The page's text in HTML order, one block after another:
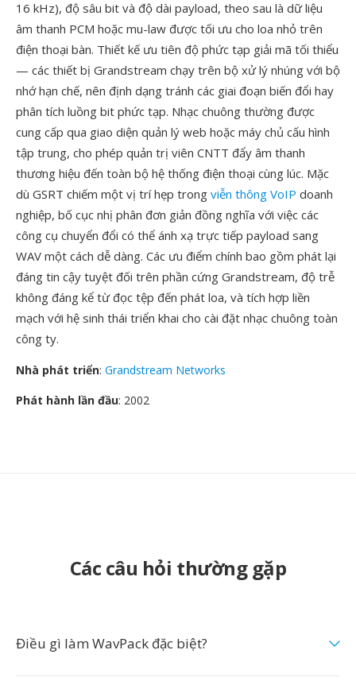
16 kHz), độ sâu bit và độ dài payload, theo sau là dữ liệu
âm thanh PCM hoặc mu-law được tối ưu cho loa nhỏ trên
điện thoại bàn. Thiết kế ưu tiên độ phức tạp giải mã tối thiểu
— các thiết bị Grandstream chạy trên bộ xử lý nhúng với bộ
nhớ hạn chế, nên định dạng tránh các giai đoạn biến đổi hay
phân tích luồng bit phức tạp. Nhạc chuông thường được
cung cấp qua giao diện quản lý web hoặc máy chủ cấu hình
tập trung, cho phép quản trị viên CNTT đẩy âm thanh
thương hiệu đến toàn bộ hệ thống điện thoại cùng lúc. Mặc
dù GSRT chiếm một vị trí hẹp trong viễn thông VoIP doanh
nghiệp, bố cục nhị phân đơn giản đồng nghĩa với việc các
công cụ chuyển đổi có thể ánh xạ trực tiếp payload sang
WAV một cách dễ dàng. Các ưu điểm chính bao gồm phát lại
đáng tin cậy tuyệt đối trên phần cứng Grandstream, độ trễ
không đáng kể từ đọc tệp đến phát loa, và tích hợp liền
mạch với hệ sinh thái triển khai cho cài đặt nhạc chuông toàn
công ty.
Nhà phát triển: Grandstream Networks
Phát hành lần đầu: 2002
Các câu hỏi thường gặp
Điều gì làm WavPack đặc biệt?